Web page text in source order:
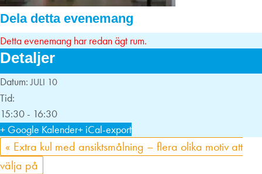
Dela detta evenemang
Detta evenemang har redan ägt rum.
Detaljer
Datum: JULI 10
Tid:
15:30 - 16:30
+ Google Kalender+ iCal-export
« Extra kul med ansiktsmålning – flera olika motiv att
välja på